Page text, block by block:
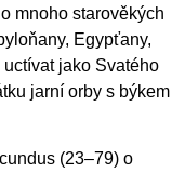
mnoho starověkých
Egypťany,
jako Svatého
jarní orby s býkem
(23–79) o